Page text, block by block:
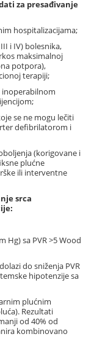
za presađivanje
hospitalizacijama;
i IV) bolesnika,
maksimalnoj
potpora),
terapiji;
inoperabilnom
se ne mogu lečiti
defibrilatorom i
(korigovane i
plućne
ili interventne
srca
Hg) sa PVR >5 Wood
do sniženja PVR
hipotenzije sa
plućnim
Rezultati
od 40% od
kombinovano